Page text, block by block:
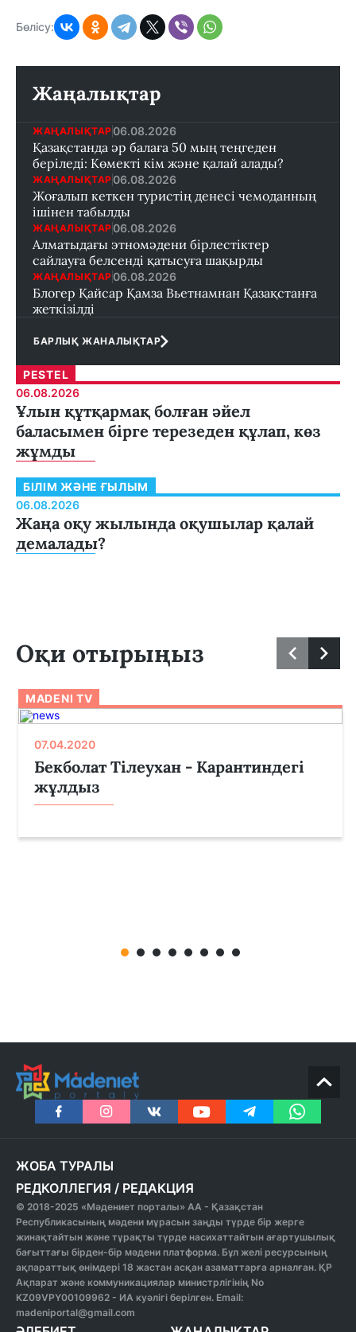
Бөлісу:
Жаңалықтар
ЖАҢАЛЫҚТАР 06.08.2026
Қазақстанда әр балаға 50 мың теңгеден
беріледі: Көмекті кім және қалай алады?
ЖАҢАЛЫҚТАР 06.08.2026
Жоғалып кеткен туристің денесі чемоданның
ішінен табылды
ЖАҢАЛЫҚТАР 06.08.2026
Алматыдағы этномәдени бірлестіктер
сайлауға белсенді қатысуға шақырды
ЖАҢАЛЫҚТАР 06.08.2026
Блогер Қайсар Қамза Вьетнамнан Қазақстанға
жеткізілді
БАРЛЫҚ ЖАНАЛЫҚТАР
PESTEL
06.08.2026
Ұлын құтқармақ болған әйел
баласымен бірге терезеден құлап, көз
жұмды
БІЛІМ ЖӘНЕ ҒЫЛЫМ
06.08.2026
Жаңа оқу жылында оқушылар қалай
демалады?
Оқи отырыңыз
MADENI TV
07.04.2020
Бекболат Тілеухан - Карантиндегі
жұлдыз
ЖОБА ТУРАЛЫ
РЕДКОЛЛЕГИЯ / РЕДАКЦИЯ
© 2018-2025 «Мәдениет порталы» АА - Қазақстан
Республикасының мәдени мұрасын заңды түрде бір жерге
жинақтайтын және тұрақты түрде насихаттайтын ағартушылық
бағыттағы бірден-бір мәдени платформа. Бұл желі ресурсының
ақпараттық өнімдері 18 жастан асқан азаматтарға арналған. ҚР
Ақпарат және коммуникациялар министрлігінің No
KZ09VPY00109962 - ИА куәлігі берілген. Email:
madeniportal@gmail.com